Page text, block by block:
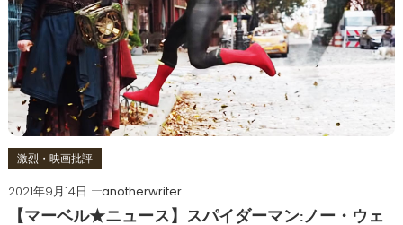
激烈・映画批評
2021年9月14日
anotherwriter
【マーベル★ニュース】スパイダーマン:ノー・ウェ